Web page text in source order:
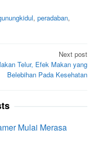
, peradaban,
Next post
Telur, Efek Makan yang
Belebihan Pada Kesehatan
Mulai Merasa